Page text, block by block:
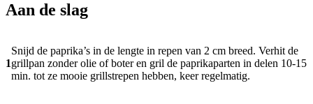
Aan de slag
1
Snijd de paprika’s in de lengte in repen van 2 cm breed. Verhit de
grillpan zonder olie of boter en gril de paprikaparten in delen 10-15
min. tot ze mooie grillstrepen hebben, keer regelmatig.